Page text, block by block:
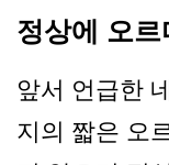
정상에 오르
앞서 언급한
지의 짧은 오